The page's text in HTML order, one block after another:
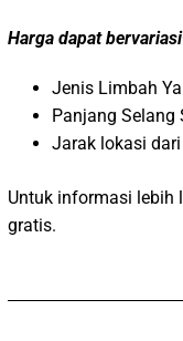
Harga dapat
Jenis Limbah
Panjang Selang
Jarak lokasi
Untuk informasi lebih
gratis.